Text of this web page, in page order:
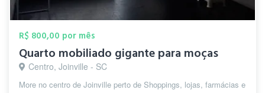
R$ 800,00 por mês
Quarto mobiliado gigante para moças
Centro, Joinville - SC
More no centro de Joinville perto de Shoppings, lojas, farmácias e